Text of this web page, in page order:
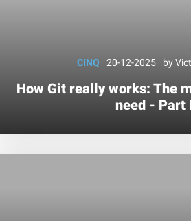
CINQ 20-12-2025 by
How Git really works: The
need - Part